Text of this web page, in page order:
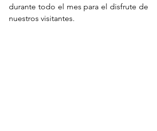
durante todo el mes para el disfrute de
nuestros visitantes.